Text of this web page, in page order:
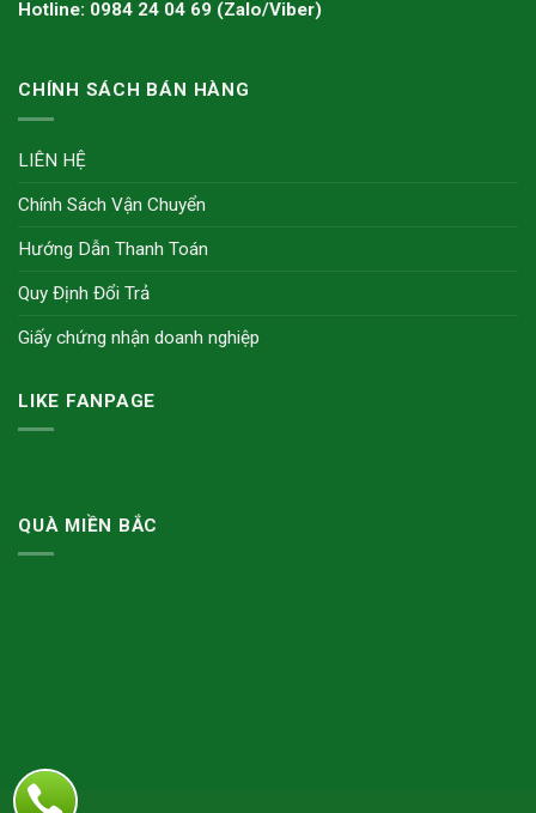
Hotline: 0984 24 04 69 (Zalo/Viber)
CHÍNH SÁCH BÁN HÀNG
LIÊN HỆ
Chính Sách Vận Chuyển
Hướng Dẫn Thanh Toán
Quy Định Đổi Trả
Giấy chứng nhận doanh nghiệp
LIKE FANPAGE
QUÀ MIỀN BẮC